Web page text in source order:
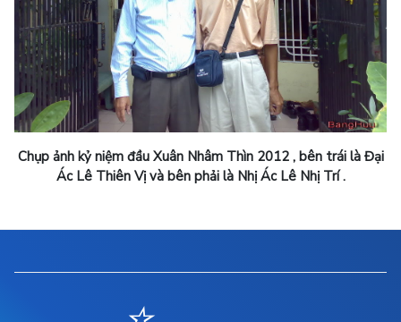
Chụp ảnh kỷ niệm đầu Xuân Nhâm Thìn 2012 , bên trái là Đại
Ác Lê Thiên Vị và bên phải là Nhị Ác Lê Nhị Trí .